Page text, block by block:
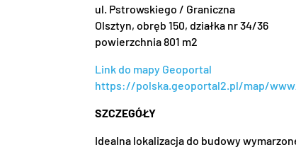
ul. Pstrowskiego / Graniczna
Olsztyn, obręb 150, działka nr 34/36
powierzchnia 801 m2
Link do mapy Geoportal
https://polska.geoportal2.pl/map/www/
SZCZEGÓŁY
Idealna lokalizacja do budowy